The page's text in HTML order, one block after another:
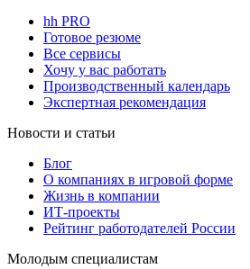
hh PRO
Готовое резюме
Все сервисы
Хочу у вас работать
Производственный календарь
Экспертная рекомендация
Новости и статьи
Блог
О компаниях в игровой форме
Жизнь в компании
ИТ-проекты
Рейтинг работодателей России
Молодым специалистам